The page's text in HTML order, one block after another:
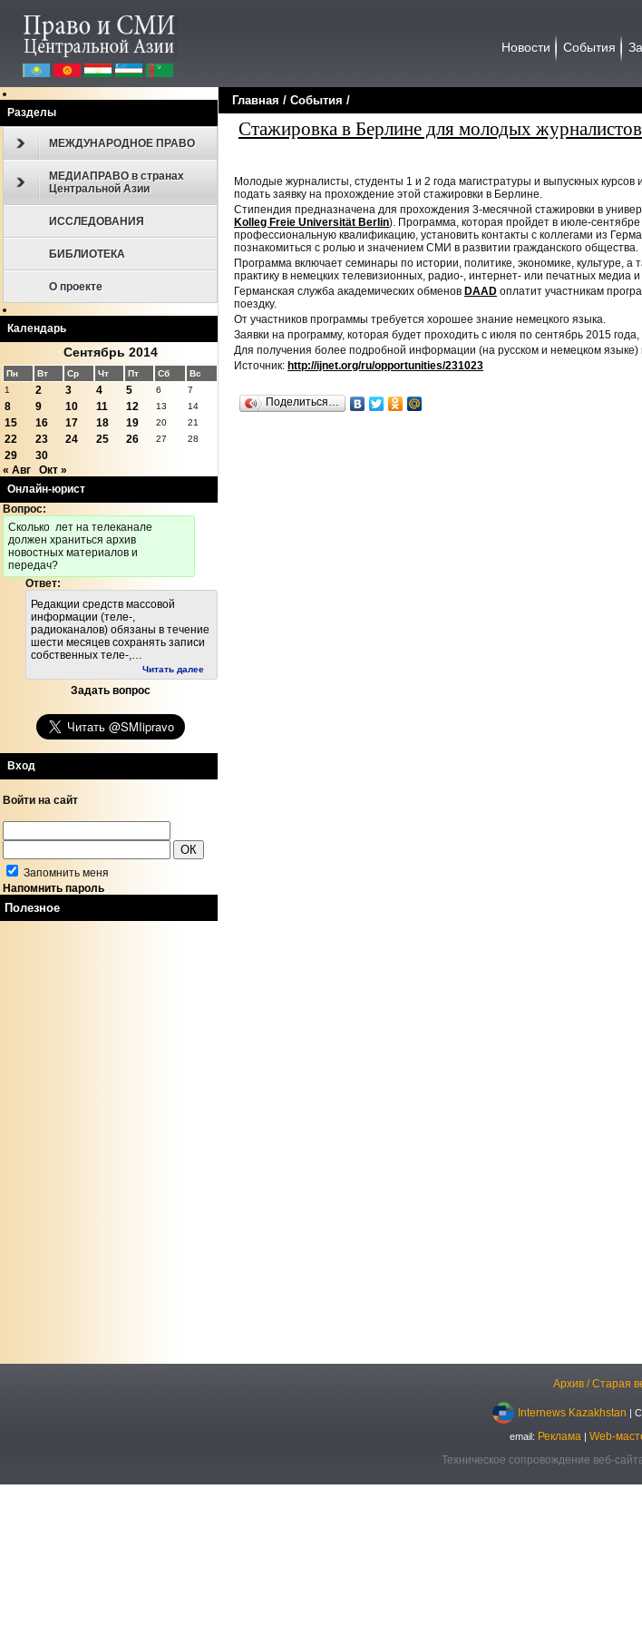
Новости События
Разделы
МЕЖДУНАРОДНОЕ ПРАВО
МЕДИАПРАВО в странах
Центральной Азии
ИССЛЕДОВАНИЯ
БИБЛИОТЕКА
О проекте
Календарь
Сентябрь 2014
Пн Вт Ср Чт Пт Сб
Вс
1
2 3 4 5 6 7
8 9 10 11 12 13 14
15 16 17 18 19 20 21
22 23 24 25 26 27 28
29
30
« Авг
Окт »
Онлайн-юрист
Вопрос:
Cколько лет на телеканале
должен храниться архив
новостных материалов и
передач?
Ответ:
Редакции средств массовой
информации (теле-,
радиоканалов) обязаны в течение
шести месяцев сохранять записи
собственных теле-,…
Читать далее
Задать вопрос
Вход
Войти на сайт
Запомнить меня
Напомнить пароль
Полезное
Главная / События /
Стажировка в Берлине для молодых журналистов
Молодые журналисты, студенты 1 и 2 года магистратуры и выпускных
подать заявку на прохождение этой стажировки в Берлине.
Стипендия предназначена для прохождения 3-месячной стажировки в
Kolleg Freie Universität Berlin). Программа, которая пройдет в июле-
профессиональную квалификацию, установить контакты с коллегами из
познакомиться с ролью и значением СМИ в развитии гражданского общества.
Программа включает семинары по истории, политике, экономике, культуре,
практику в немецких телевизионных, радио-, интернет- или печатных медиа
Германская служба академических обменов DAAD оплатит участникам
поездку.
От участников программы требуется хорошее знание немецкого языка.
Заявки на программу, которая будет проходить с июля по сентябрь 2015
Для получения более подробной информации (на русском и немецком языке)
Источник: http://ijnet.org/ru/opportunities/231023
Поделиться…
Архив / Старая
Internews Kazakhstan |
email: Реклама | Web-
Техническое сопровождение веб-